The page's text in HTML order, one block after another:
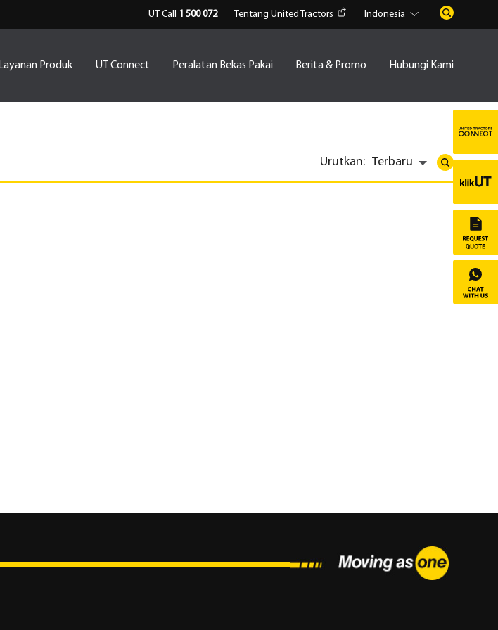
UT Call 1 500 072 Tentang United Tractors Indonesia
Layanan Produk UT Connect Peralatan Bekas Pakai Berita & Promo Hubungi Kami
Urutkan: Terbaru